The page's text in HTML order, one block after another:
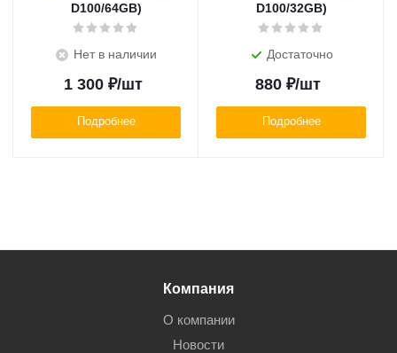
D100/64GB)
Нет в наличии
1 300₽/шт
Подробнее
D100/32GB)
Достаточно
880 ₽/шт
Подробнее
Компания
О компании
Новости